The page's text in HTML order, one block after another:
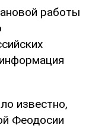
работы
известно,
Феодосии